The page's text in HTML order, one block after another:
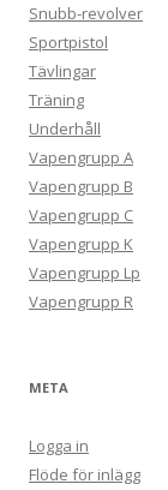
Snubb-revolver
Sportpistol
Tävlingar
Träning
Underhåll
Vapengrupp A
Vapengrupp B
Vapengrupp C
Vapengrupp K
Vapengrupp Lp
Vapengrupp R
META
Logga in
Flöde för inlägg